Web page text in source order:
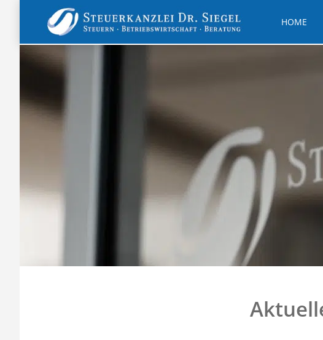
HOME